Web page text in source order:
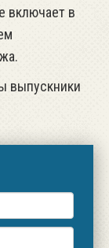
включает в
.
выпускники